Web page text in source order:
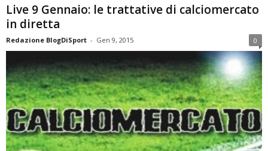
Live 9 Gennaio: le trattative di calciomercato
in diretta
Redazione BlogDiSport - Gen 9, 2015 0